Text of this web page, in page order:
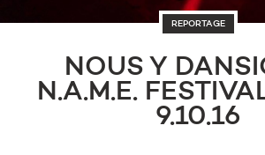
REPORTAGE
NOUS Y
N.A.M.E.
9.10.16